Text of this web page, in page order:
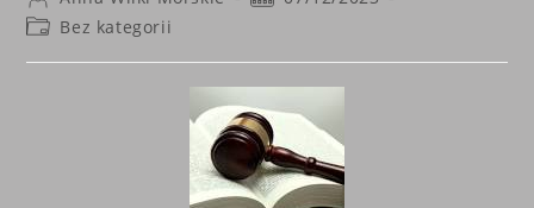
author:
PostBez kategorii